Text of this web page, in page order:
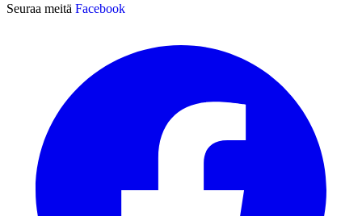
Seuraa meitä Facebook